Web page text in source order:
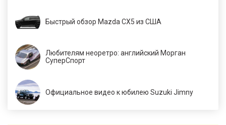
Быстрый обзор Mazda CX5 из США
Любителям неоретро: английский Морган
СуперСпорт
Официальное видео к юбилею Suzuki Jimny